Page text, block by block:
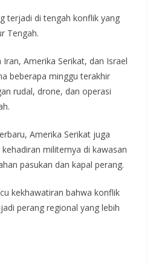
terjadi di tengah konflik yang
Tengah.
Amerika Serikat, dan Israel
beberapa minggu terakhir
rudal, drone, dan operasi
Amerika Serikat juga
militernya di kawasan
pasukan dan kapal perang.
kekhawatiran bahwa konflik
perang regional yang lebih